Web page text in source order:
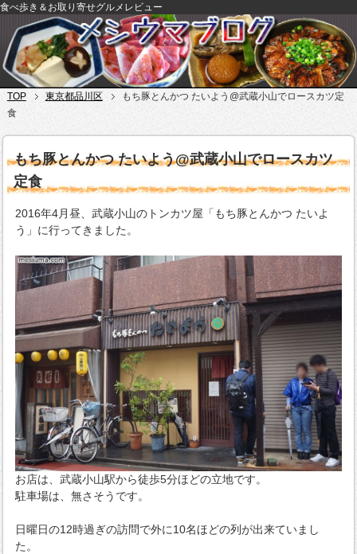
食べ歩き＆お取り寄せグルメレビュー
TOP 東京都品川区
もち豚とんかつ たいよう@武蔵小山でロースカツ定
食
もち豚とんかつ たいよう@武蔵小山でロースカツ
定食
2016年4月昼、武蔵小山のトンカツ屋「もち豚とんかつ たいよ
う」に行ってきました。
お店は、武蔵小山駅から徒歩5分ほどの立地です。
駐車場は、無さそうです。
日曜日の12時過ぎの訪問で外に10名ほどの列が出来ていまし
た。